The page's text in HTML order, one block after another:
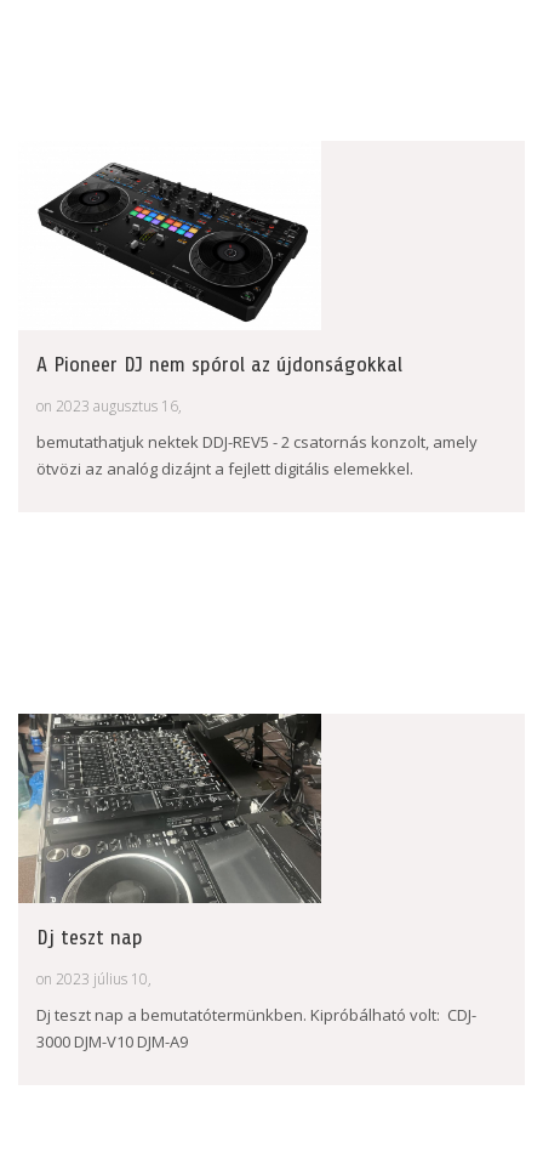
A Pioneer DJ nem spórol az újdonságokkal
on 2023 augusztus 16,
bemutathatjuk nektek DDJ-REV5 - 2 csatornás konzolt, amely
ötvözi az analóg dizájnt a fejlett digitális elemekkel.
Dj teszt nap
on 2023 július 10,
Dj teszt nap a bemutatótermünkben. Kipróbálható volt: CDJ-
3000 DJM-V10 DJM-A9